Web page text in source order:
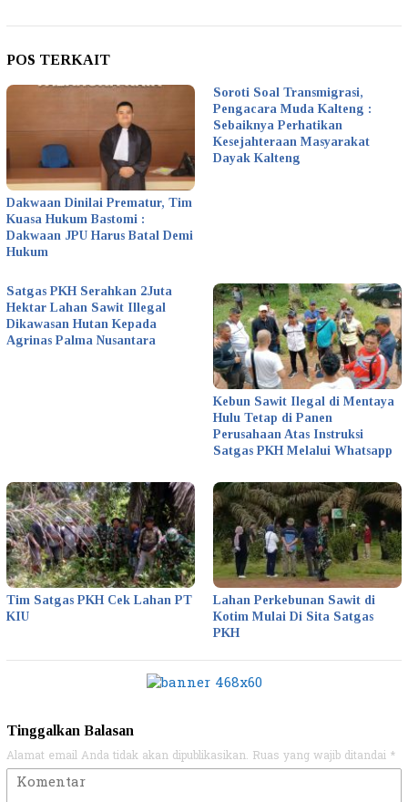
POS TERKAIT
Dakwaan Dinilai Prematur, Tim
Kuasa Hukum Bastomi :
Dakwaan JPU Harus Batal Demi
Hukum
Soroti Soal Transmigrasi,
Pengacara Muda Kalteng :
Sebaiknya Perhatikan
Kesejahteraan Masyarakat
Dayak Kalteng
Satgas PKH Serahkan 2Juta
Hektar Lahan Sawit Illegal
Dikawasan Hutan Kepada
Agrinas Palma Nusantara
Kebun Sawit Ilegal di Mentaya
Hulu Tetap di Panen
Perusahaan Atas Instruksi
Satgas PKH Melalui Whatsapp
Tim Satgas PKH Cek Lahan PT
KIU
Lahan Perkebunan Sawit di
Kotim Mulai Di Sita Satgas
PKH
Tinggalkan Balasan
Alamat email Anda tidak akan dipublikasikan. Ruas yang wajib ditandai *